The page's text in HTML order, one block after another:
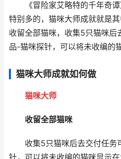
《冒险家艾略特的千年奇
特别多的，猫咪大师成就就是
收留全部猫咪，收集5只猫咪后
品-猫咪探针，可以将未收编的
猫咪大师成就如何做
猫咪大师
收留全部猫咪
收集5只猫咪后去交付任务